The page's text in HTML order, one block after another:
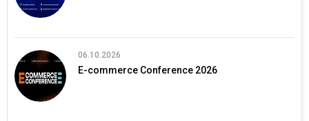
06.10.2026
E-commerce Conference 2026